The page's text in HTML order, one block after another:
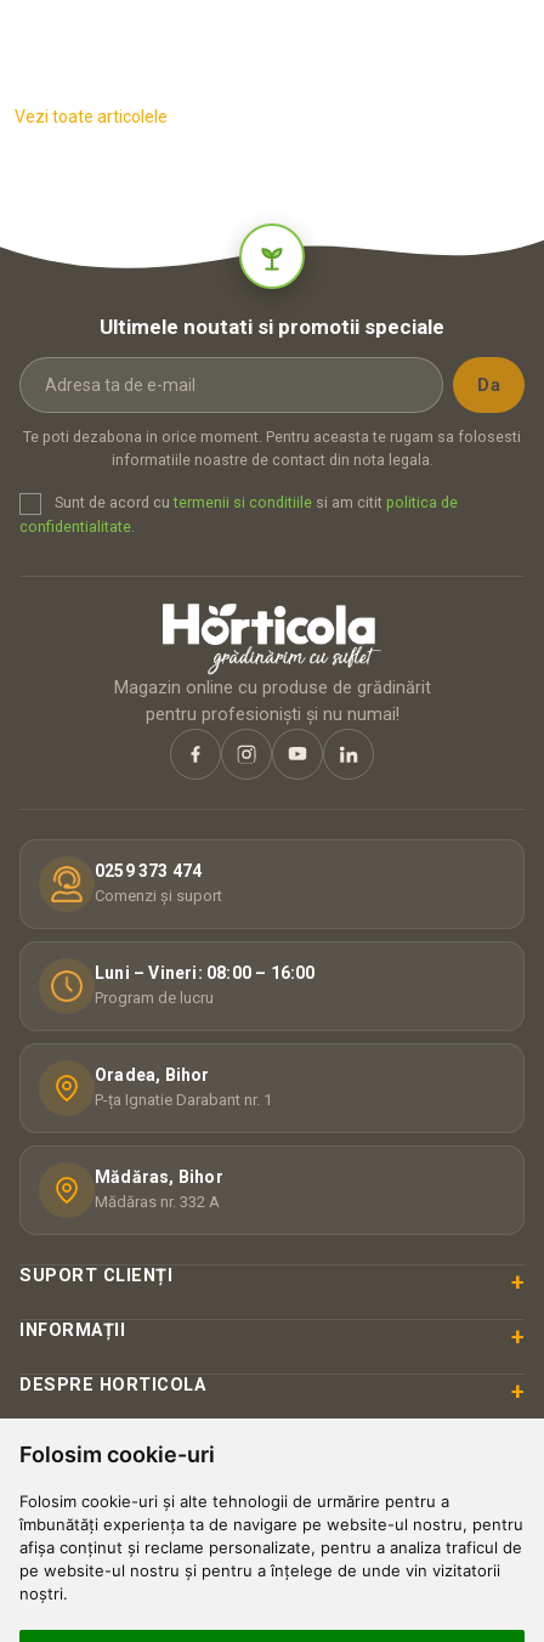
Folosim cookie-uri
Folosim cookie-uri și alte tehnologii de urmărire pentru a
îmbunătăți experiența ta de navigare pe website-ul nostru, pentru
afișa conținut și reclame personalizate, pentru a analiza traficul de
pe website-ul nostru și pentru a înțelege de unde vin vizitatorii
noștri.
Vezi toate articolele
Ultimele noutati si promotii speciale
Te poti dezabona in orice moment. Pentru aceasta te rugam sa folosesti
informatiile noastre de contact din nota legala.
Sunt de acord cutermenii si conditiile si am citit politica de
confidentialitate.
Magazin online cu produse de grădinărit
pentru profesioniști și nu numai!
0259 373 474
Comenzi și suport
Luni – Vineri: 08:00 – 16:00
Program de lucru
Oradea, Bihor
P-ța Ignatie Darabant nr. 1
Mădăras, Bihor
Mădăras nr. 332 A
SUPORT CLIENȚI +
INFORMAȚII +
DESPRE HORTICOLA +
PLATĂ & SIGURANȚĂ